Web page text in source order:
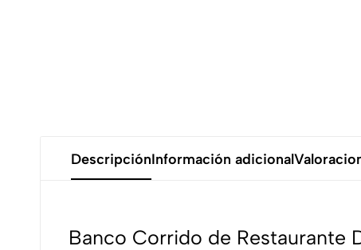
DescripciónInformación adicional
Banco Corrido de Restaurante